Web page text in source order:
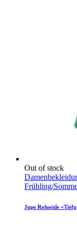
Out of stock
Frühling/
Jupe Rohseide